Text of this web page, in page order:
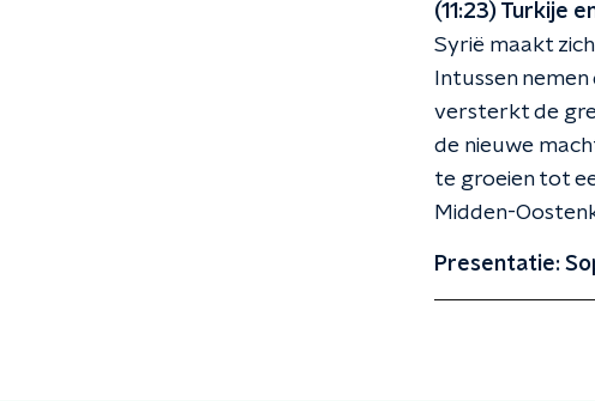
(11:23) Turkije
Syrië maakt
Intussen
versterkt de
de nieuwe
te groeien tot
Midden-
Presentatie: